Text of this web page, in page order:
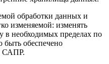
обработки данных и
изменяемой: изменять
в необходимых пределах по
быть обеспечено
САПР.